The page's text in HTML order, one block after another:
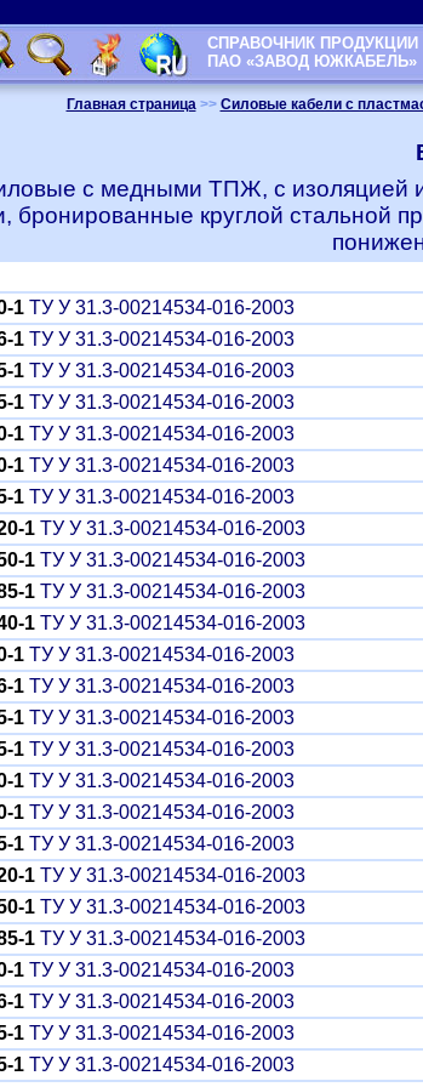
СПРАВОЧНИК ПРОДУКЦИИ
ПАО «ЗАВОД ЮЖКАБЕЛЬ»
Главная страница>> Силовые кабели с
с медными ТПЖ, с изоляцией
бронированные круглой стальной
1 ТУ У 31.3-00214534-016-2003
1 ТУ У 31.3-00214534-016-2003
1 ТУ У 31.3-00214534-016-2003
1 ТУ У 31.3-00214534-016-2003
1 ТУ У 31.3-00214534-016-2003
1 ТУ У 31.3-00214534-016-2003
1 ТУ У 31.3-00214534-016-2003
1 ТУ У 31.3-00214534-016-2003
1 ТУ У 31.3-00214534-016-2003
1 ТУ У 31.3-00214534-016-2003
1 ТУ У 31.3-00214534-016-2003
1 ТУ У 31.3-00214534-016-2003
1 ТУ У 31.3-00214534-016-2003
1 ТУ У 31.3-00214534-016-2003
1 ТУ У 31.3-00214534-016-2003
1 ТУ У 31.3-00214534-016-2003
1 ТУ У 31.3-00214534-016-2003
1 ТУ У 31.3-00214534-016-2003
1 ТУ У 31.3-00214534-016-2003
1 ТУ У 31.3-00214534-016-2003
1 ТУ У 31.3-00214534-016-2003
1 ТУ У 31.3-00214534-016-2003
1 ТУ У 31.3-00214534-016-2003
1 ТУ У 31.3-00214534-016-2003
1 ТУ У 31.3-00214534-016-2003